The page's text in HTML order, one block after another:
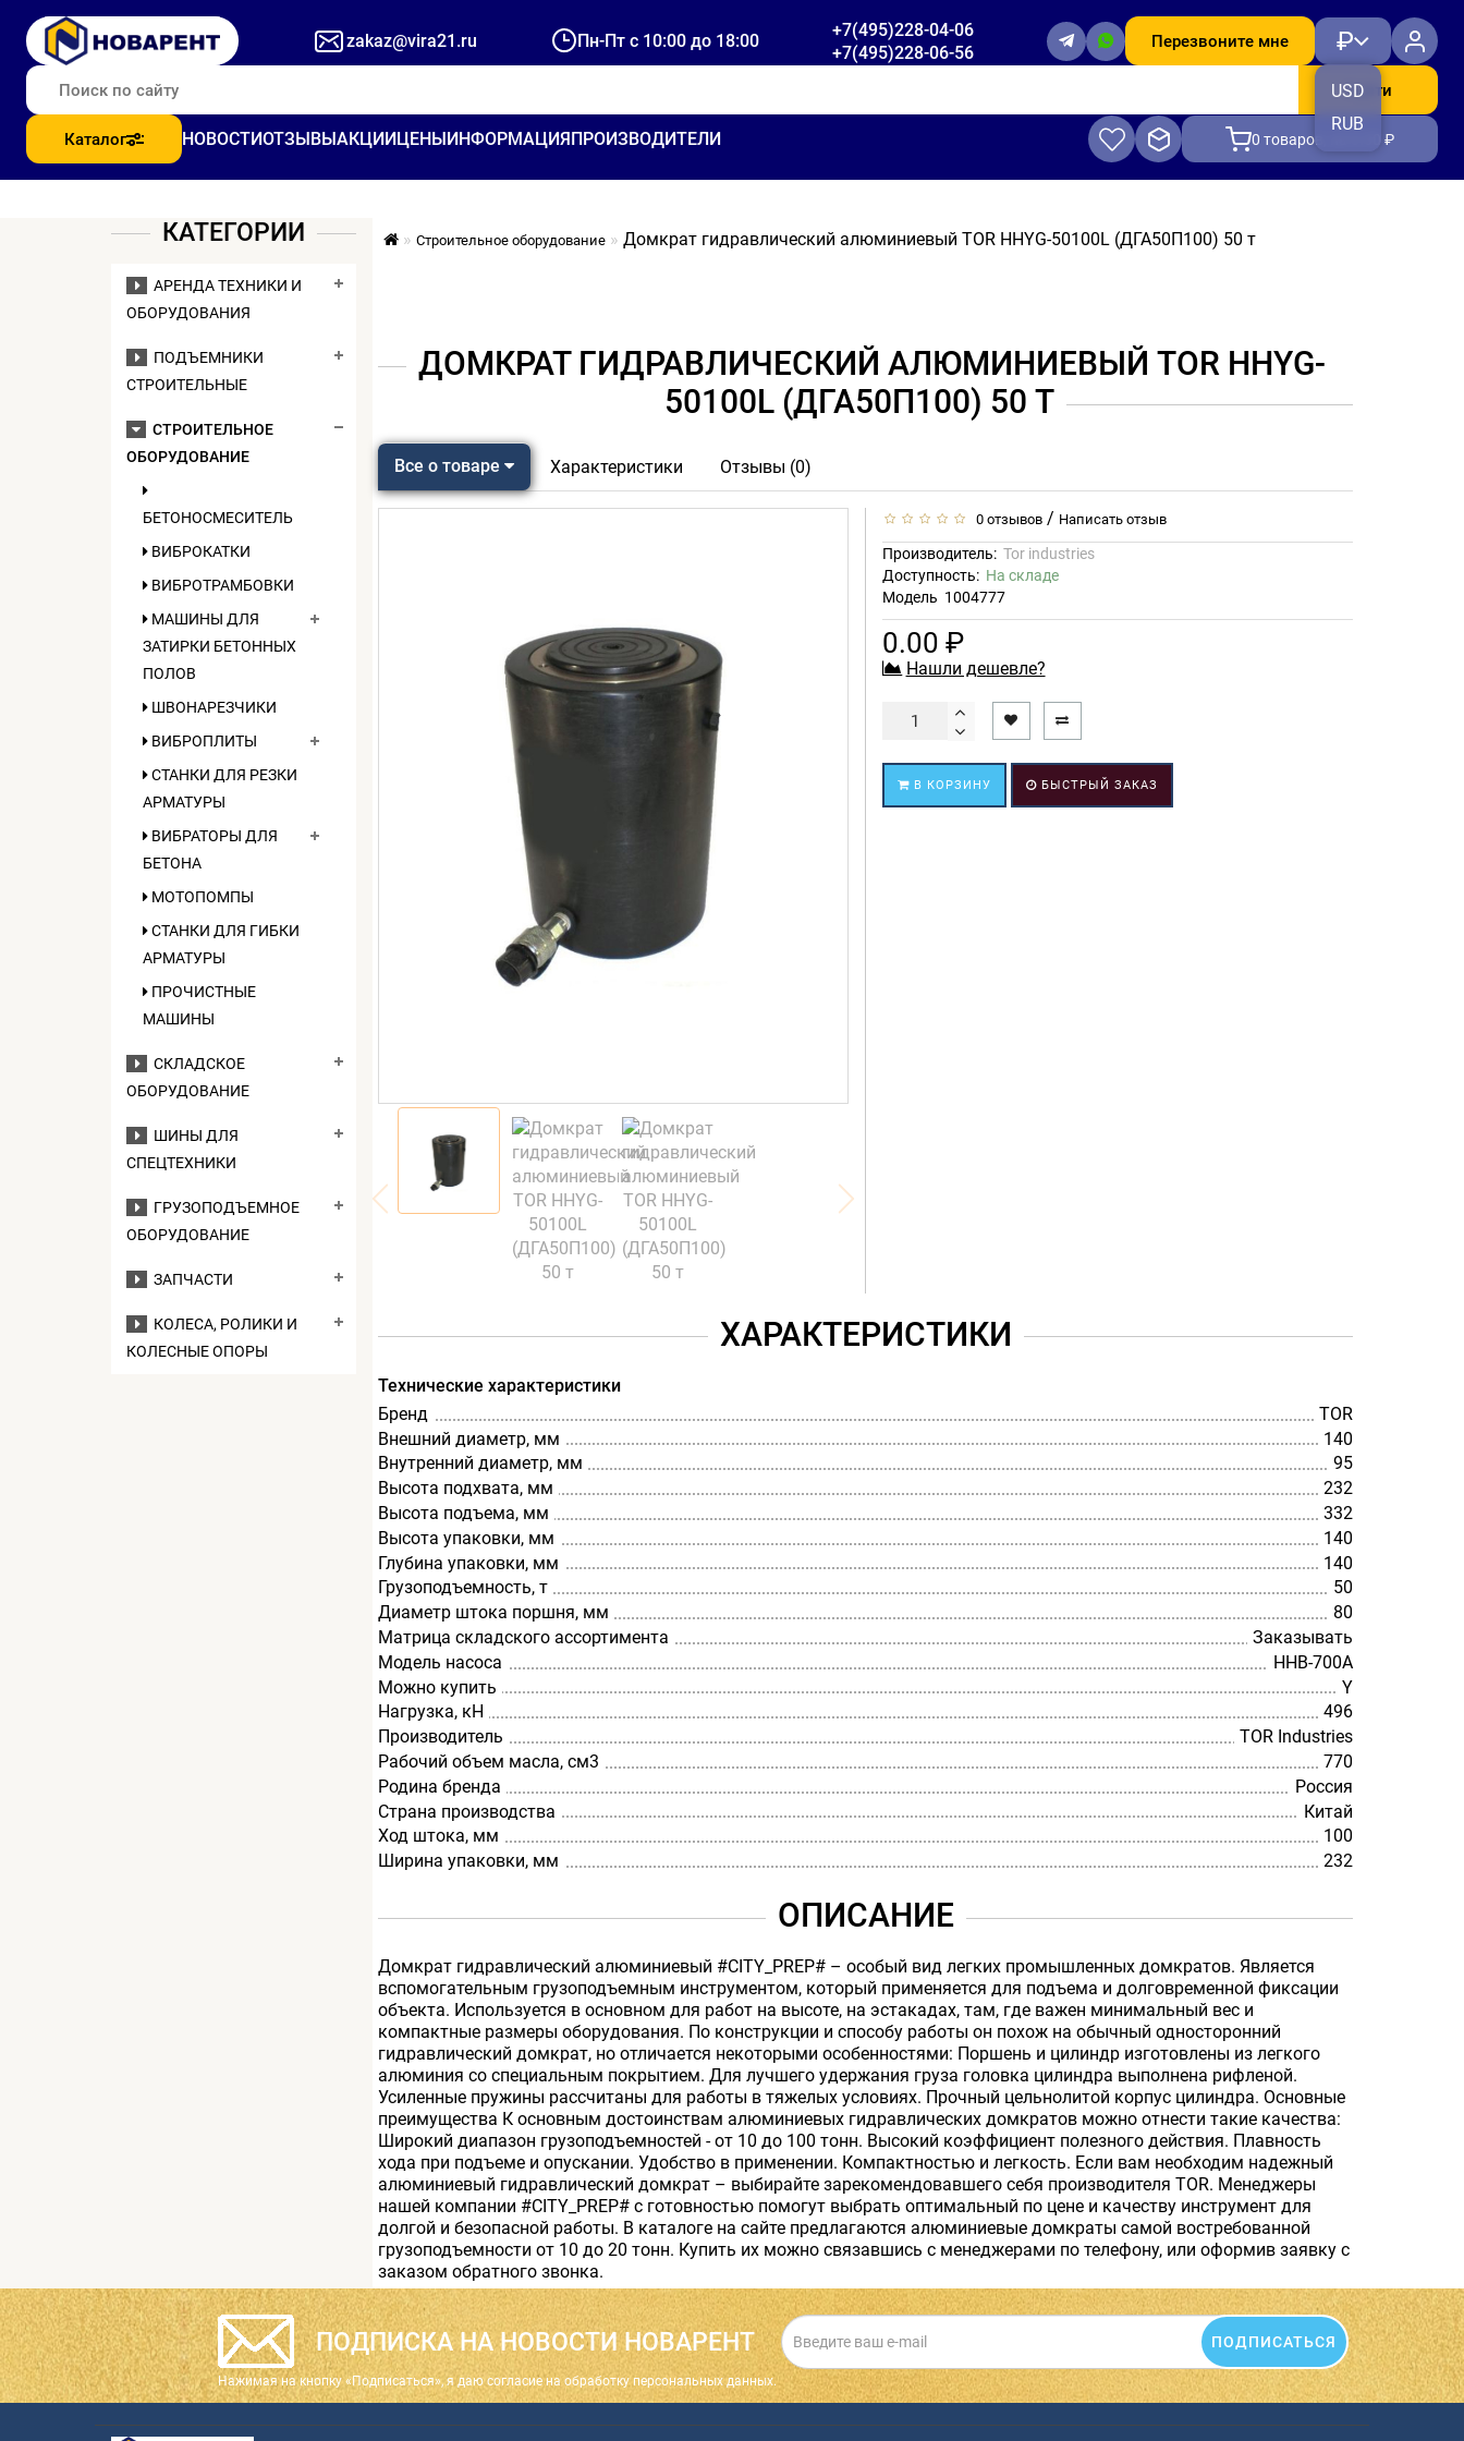
zakaz@vira21.ru Пн-Пт с 10:00 до 18:00
+7(495)228-04-06
+7(495)228-06-56
Перезвоните мне ₽
USD
RUB
Найти
Каталог НОВОСТИОТЗЫВЫАКЦИИЦЕНЫИНФОРМАЦИЯПРОИЗВОДИТЕЛИ 0 товаров, на 0.00 ₽
КАТЕГОРИИ
АРЕНДА ТЕХНИКИ И
ОБОРУДОВАНИЯ
ПОДЪЕМНИКИ
СТРОИТЕЛЬНЫЕ
СТРОИТЕЛЬНОЕ
ОБОРУДОВАНИЕ
БЕТОНОСМЕСИТЕЛЬ
ВИБРОКАТКИ
ВИБРОТРАМБОВКИ
МАШИНЫ ДЛЯ
ЗАТИРКИ БЕТОННЫХ
ПОЛОВ
ШВОНАРЕЗЧИКИ
ВИБРОПЛИТЫ
СТАНКИ ДЛЯ РЕЗКИ
АРМАТУРЫ
ВИБРАТОРЫ ДЛЯ
БЕТОНА
МОТОПОМПЫ
СТАНКИ ДЛЯ ГИБКИ
АРМАТУРЫ
ПРОЧИСТНЫЕ
МАШИНЫ
СКЛАДСКОЕ
ОБОРУДОВАНИЕ
ШИНЫ ДЛЯ
СПЕЦТЕХНИКИ
ГРУЗОПОДЪЕМНОЕ
ОБОРУДОВАНИЕ
ЗАПЧАСТИ
КОЛЕСА, РОЛИКИ И
КОЛЕСНЫЕ ОПОРЫ
Строительное оборудование Домкрат гидравлический алюминиевый TOR HHYG-50100L (ДГА50П100) 50 т
ДОМКРАТ ГИДРАВЛИЧЕСКИЙ АЛЮМИНИЕВЫЙ TOR HHYG-
50100L (ДГА50П100) 50 Т
Все о товаре Характеристики Отзывы (0)
0 отзывов / Написать отзыв
Производитель: Tor industries
Доступность: На складе
Модель 1004777
0.00 ₽
Нашли дешевле?
В КОРЗИНУ БЫСТРЫЙ ЗАКАЗ
ХАРАКТЕРИСТИКИ
Технические характеристики
Бренд
TOR
Внешний диаметр, мм
140
Внутренний диаметр, мм
95
Высота подхвата, мм
232
Высота подъема, мм
332
Высота упаковки, мм
140
Глубина упаковки, мм
140
Грузоподъемность, т
50
Диаметр штока поршня, мм
80
Матрица складского ассортимента
Заказывать
Модель насоса
HHB-700A
Можно купить
Y
Нагрузка, кН
496
Производитель
TOR Industries
Рабочий объем масла, см3
770
Родина бренда
Россия
Страна производства
Китай
Ход штока, мм
100
Ширина упаковки, мм
232
ОПИСАНИЕ
Домкрат гидравлический алюминиевый #CITY_PREP# – особый вид легких промышленных домкратов. Является
вспомогательным грузоподъемным инструментом, который применяется для подъема и долговременной фиксации
объекта. Используется в основном для работ на высоте, на эстакадах, там, где важен минимальный вес и
компактные размеры оборудования. По конструкции и способу работы он похож на обычный односторонний
гидравлический домкрат, но отличается некоторыми особенностями: Поршень и цилиндр изготовлены из легкого
алюминия со специальным покрытием. Для лучшего удержания груза головка цилиндра выполнена рифленой.
Усиленные пружины рассчитаны для работы в тяжелых условиях. Прочный цельнолитой корпус цилиндра. Основные
преимущества К основным достоинствам алюминиевых гидравлических домкратов можно отнести такие качества:
Широкий диапазон грузоподъемностей - от 10 до 100 тонн. Высокий коэффициент полезного действия. Плавность
хода при подъеме и опускании. Удобство в применении. Компактностью и легкость. Если вам необходим надежный
алюминиевый гидравлический домкрат – выбирайте зарекомендовавшего себя производителя TOR. Менеджеры
нашей компании #CITY_PREP# с готовностью помогут выбрать оптимальный по цене и качеству инструмент для
долгой и безопасной работы. В каталоге на сайте предлагаются алюминиевые домкраты самой востребованной
грузоподъемности от 10 до 20 тонн. Купить их можно связавшись с менеджерами по телефону, или оформив заявку с
заказом обратного звонка.
ПОДПИСКА НА НОВОСТИ НОВАРЕНТ ПОДПИСАТЬСЯ
Нажимая на кнопку «Подписаться», я даю cогласие на обработку персональных данных.